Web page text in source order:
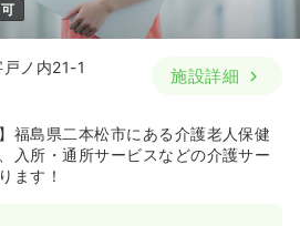
ノ内21-1
施設詳細
福島県二本松市にある介護老人保健
入所・通所サービスなどの介護サー
ます！